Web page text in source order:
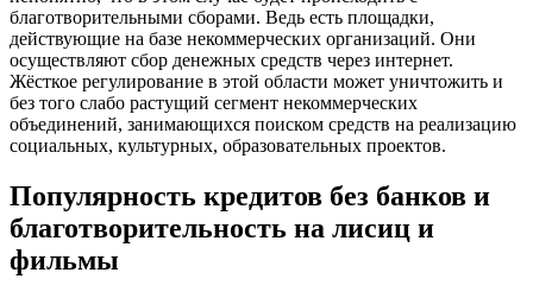
благотворительными сборами. Ведь есть площадки,
действующие на базе некоммерческих организаций. Они
осуществляют сбор денежных средств через интернет.
Жёсткое регулирование в этой области может уничтожить и
без того слабо растущий сегмент некоммерческих
объединений, занимающихся поиском средств на реализацию
социальных, культурных, образовательных проектов.
Популярность кредитов без банков и
благотворительность на лисиц и
фильмы